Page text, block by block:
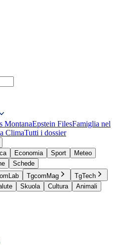
MontanaEpstein FilesFamiglia nel
ClimaTutti i dossier
Economia Sport
Meteo
Schede
TgcomMag
TgTech
Skuola Cultura
Animali